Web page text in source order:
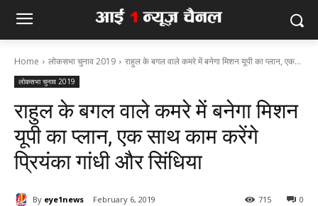
Home लोकसभा चुनाव 2019 राहुल के बगल वाले कमरे में बनेगा मिशन यूपी का प्लान, एक...
लोकसभा चुनाव 2019
राहुल के बगल वाले कमरे में बनेगा मिशन
यूपी का प्लान, एक साथ काम करेंगे
प्रियंका गांधी और सिंधिया
By eye1news February 6, 2019 0
715